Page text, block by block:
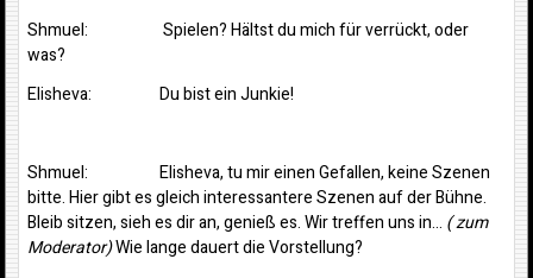
Shmuel: Spielen? Hältst du mich für verrückt, oder
was?
Elisheva: Du bist ein Junkie!
Shmuel: Elisheva, tu mir einen Gefallen, keine Szenen
bitte. Hier gibt es gleich interessantere Szenen auf der Bühne.
Bleib sitzen, sieh es dir an, genieß es. Wir treffen uns in… ( zum
Moderator)Wie lange dauert die Vorstellung?